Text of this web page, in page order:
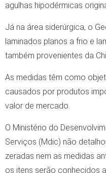
agulhas hipodérmicas
Já na área siderúrgica, o
laminados planos a frio e
também provenientes da
As medidas têm como
causados por produtos
valor de mercado.
O Ministério do
Serviços (Mdic) não
zeradas nem as medidas
os itens serão conhecidos